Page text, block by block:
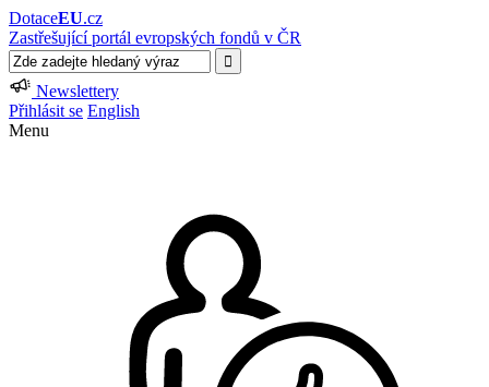
DotaceEU.cz
Zastřešující portál evropských fondů v ČR
Newslettery
Přihlásit se English
Menu